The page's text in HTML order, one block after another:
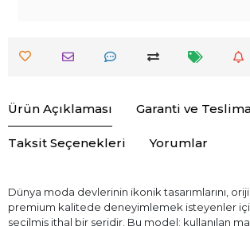
Ürün Açıklaması Garanti ve
Taksit Seçenekleri Yorumlar
Dünya moda devlerinin ikonik tasarımlarını,
premium kalitede deneyimlemek isteyenler
seçilmiş ithal bir seridir. Bu model; kullanılan